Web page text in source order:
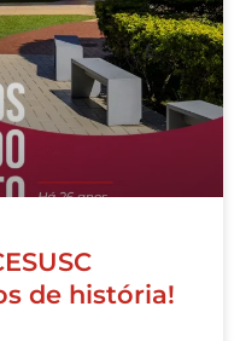
de história!